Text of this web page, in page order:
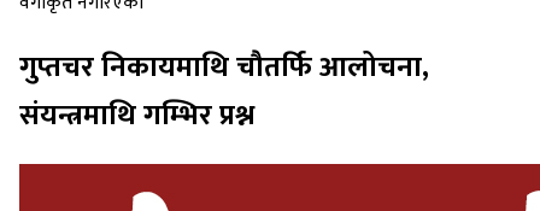
गुप्तचर निकायमाथि चौतर्फि आलोचना,
संयन्त्रमाथि गम्भिर प्रश्न